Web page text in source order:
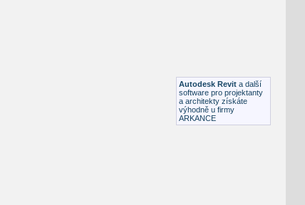
Autodesk Revit a další
software pro projektanty
a architekty získáte
výhodně u firmy
ARKANCE